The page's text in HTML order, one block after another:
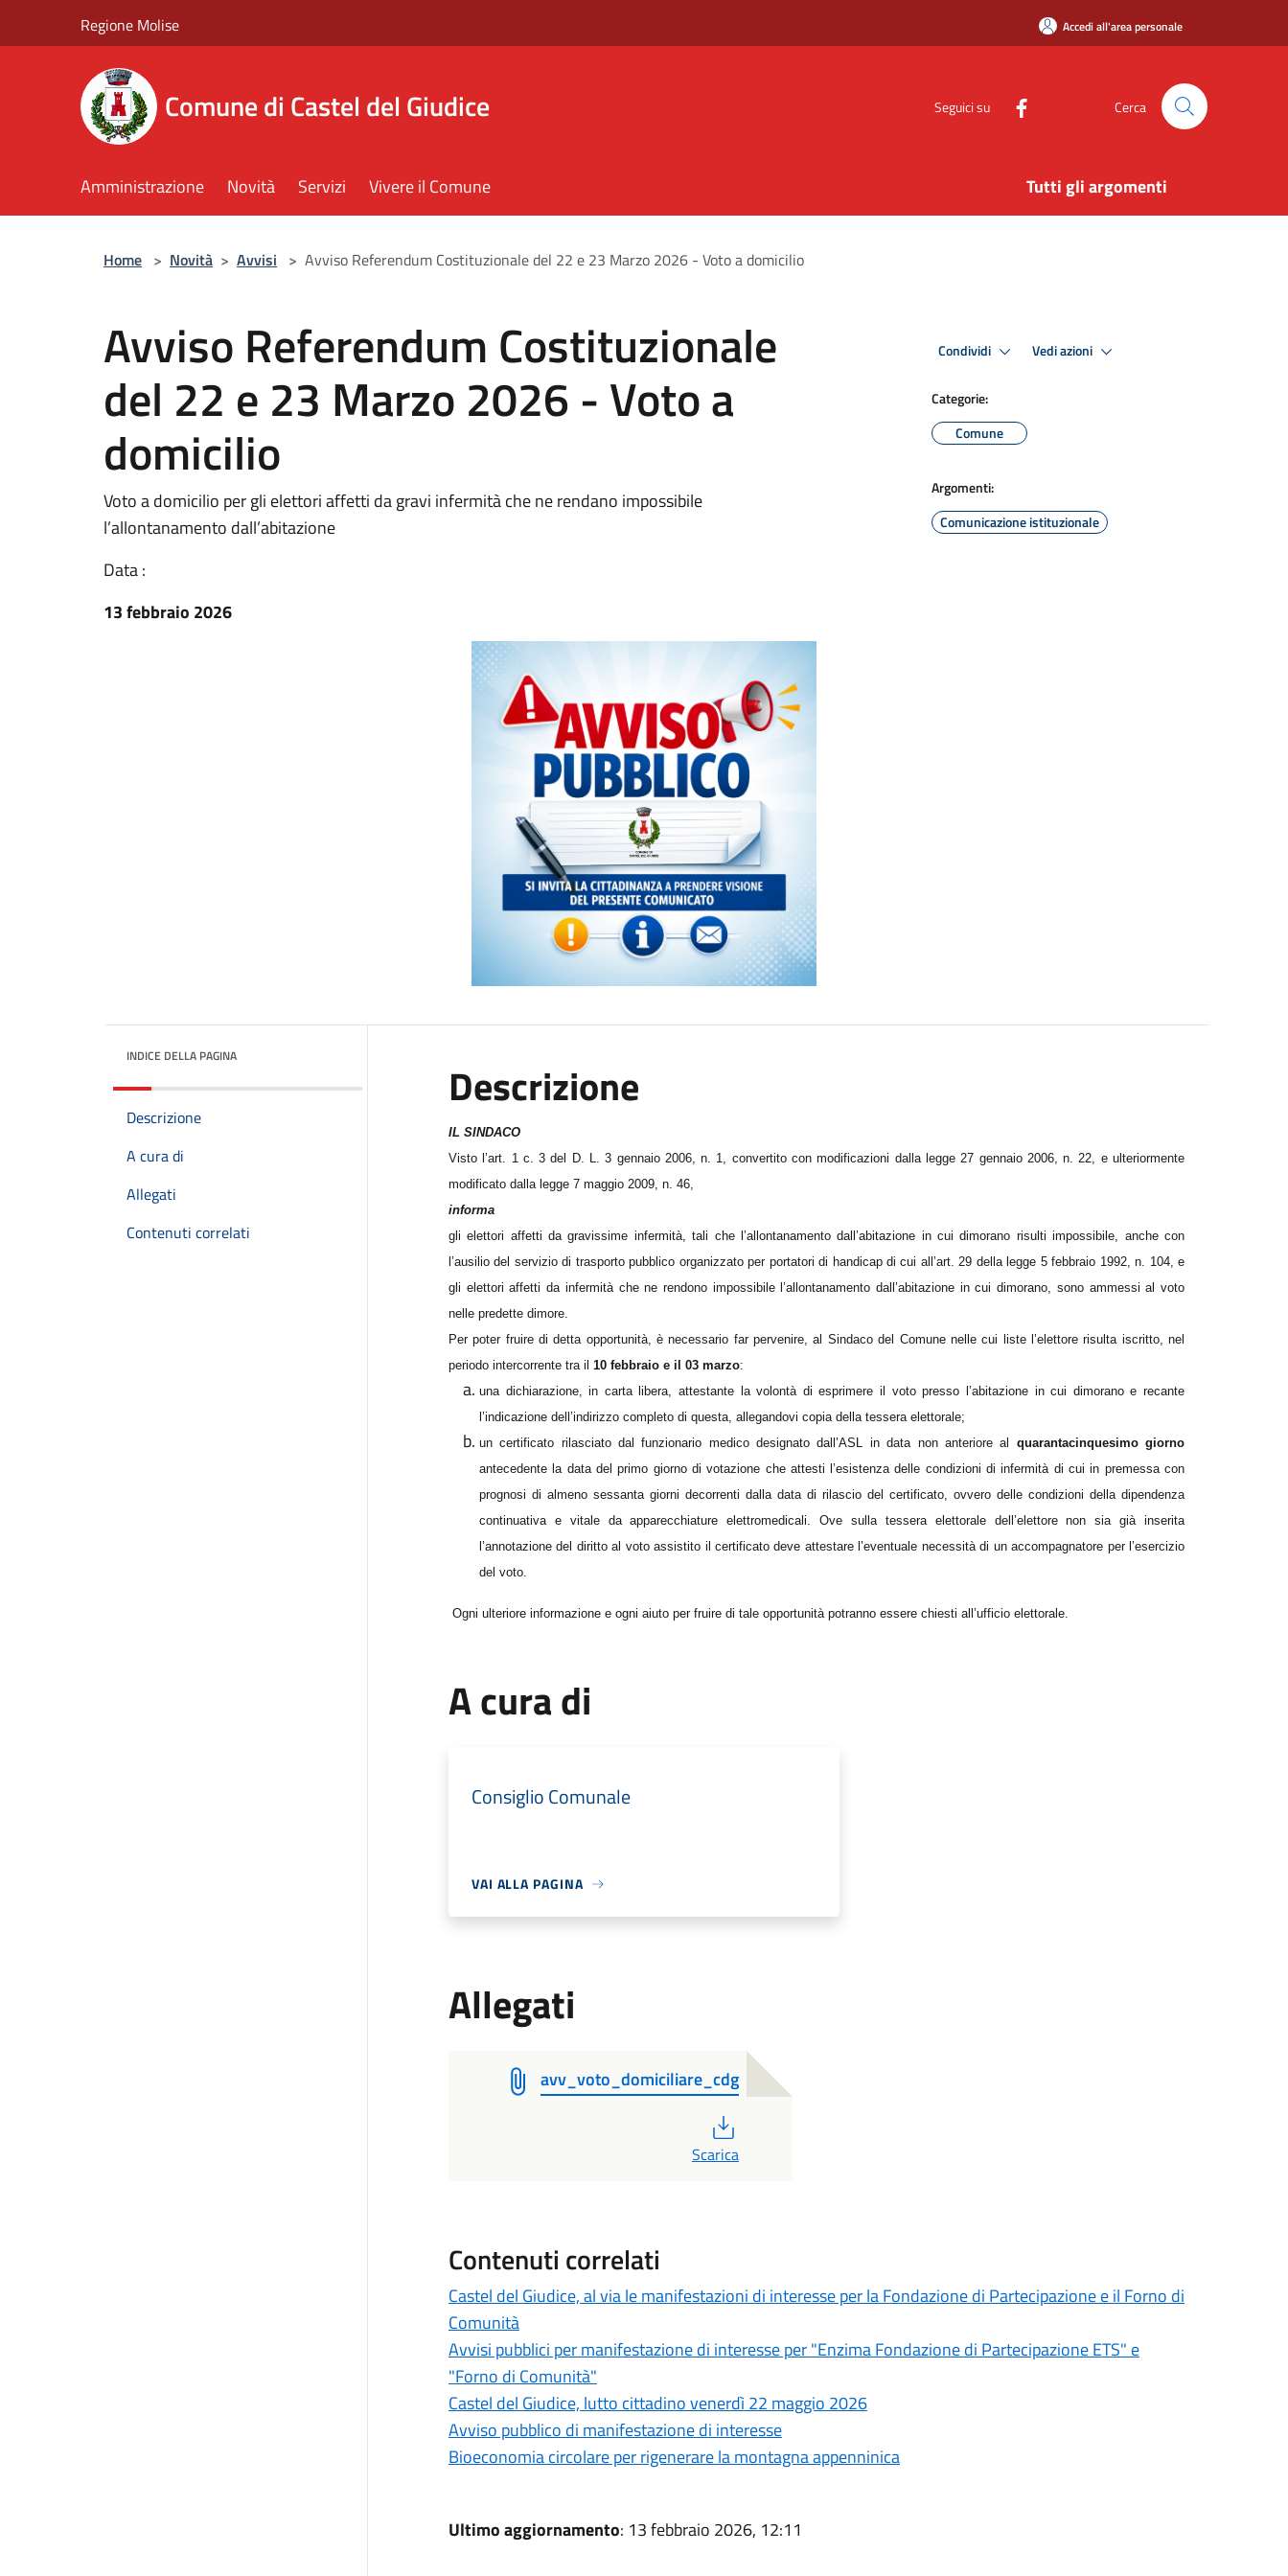
Regione Molise Accedi all'area personale
Comune di Castel del Giudice Seguici su Cerca
Amministrazione Novità Servizi Vivere il Comune Tutti gli argomenti
Home > Novità > Avvisi > Avviso Referendum Costituzionale del 22 e 23 Marzo 2026 - Voto a domicilio
Avviso Referendum Costituzionale
del 22 e 23 Marzo 2026 - Voto a
domicilio
Voto a domicilio per gli elettori affetti da gravi infermità che ne rendano impossibile
l’allontanamento dall’abitazione
Data :
13 febbraio 2026
Condividi Vedi azioni
Categorie:
Comune
Argomenti:
Comunicazione istituzionale
INDICE DELLA PAGINA
Descrizione
A cura di
Allegati
Contenuti correlati
Descrizione
IL SINDACO
Visto l’art. 1 c. 3 del D. L. 3 gennaio 2006, n. 1, convertito con modificazioni dalla legge 27 gennaio 2006, n. 22, e ulteriormente
modificato dalla legge 7 maggio 2009, n. 46,
informa
gli elettori affetti da gravissime infermità, tali che l’allontanamento dall’abitazione in cui dimorano risulti impossibile, anche con
l’ausilio del servizio di trasporto pubblico organizzato per portatori di handicap di cui all’art. 29 della legge 5 febbraio 1992, n. 104, e
gli elettori affetti da infermità che ne rendono impossibile l’allontanamento dall’abitazione in cui dimorano, sono ammessi al voto
nelle predette dimore.
Per poter fruire di detta opportunità, è necessario far pervenire, al Sindaco del Comune nelle cui liste l’elettore risulta iscritto, nel
periodo intercorrente tra il 10 febbraio e il 03 marzo:
una dichiarazione, in carta libera, attestante la volontà di esprimere il voto presso l’abitazione in cui dimorano e recante
l’indicazione dell’indirizzo completo di questa, allegandovi copia della tessera elettorale;
un certificato rilasciato dal funzionario medico designato dall’ASL in data non anteriore al quarantacinquesimo giorno
antecedente la data del primo giorno di votazione che attesti l’esistenza delle condizioni di infermità di cui in premessa con
prognosi di almeno sessanta giorni decorrenti dalla data di rilascio del certificato, ovvero delle condizioni della dipendenza
continuativa e vitale da apparecchiature elettromedicali. Ove sulla tessera elettorale dell’elettore non sia già inserita
l’annotazione del diritto al voto assistito il certificato deve attestare l’eventuale necessità di un accompagnatore per l’esercizio
del voto.
Ogni ulteriore informazione e ogni aiuto per fruire di tale opportunità potranno essere chiesti all’ufficio elettorale.
A cura di
Consiglio Comunale
VAI ALLA PAGINA
Allegati
avv_voto_domiciliare_cdg
Scarica
Contenuti correlati
Castel del Giudice, al via le manifestazioni di interesse per la Fondazione di Partecipazione e il Forno di
Comunità
Avvisi pubblici per manifestazione di interesse per "Enzima Fondazione di Partecipazione ETS" e
"Forno di Comunità"
Castel del Giudice, lutto cittadino venerdì 22 maggio 2026
Avviso pubblico di manifestazione di interesse
Bioeconomia circolare per rigenerare la montagna appenninica
Ultimo aggiornamento: 13 febbraio 2026, 12:11